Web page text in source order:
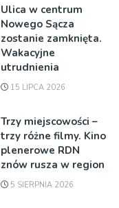
Ulica w centrum
Nowego Sącza
zostanie zamknięta.
Wakacyjne
utrudnienia
15 LIPCA 2026
Trzy miejscowości –
trzy różne filmy. Kino
plenerowe RDN
znów rusza w region
5 SIERPNIA 2026